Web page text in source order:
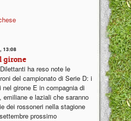
13:08
girone
ha reso note le
del campionato di Serie D: i
nel girone E in compagnia di
emiliane e laziali che saranno
dei rossoneri nella stagione
prossimo